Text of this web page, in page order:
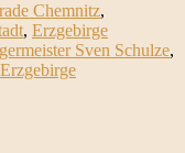
Chemnitz,
, Erzgebirge
Sven Schulze,